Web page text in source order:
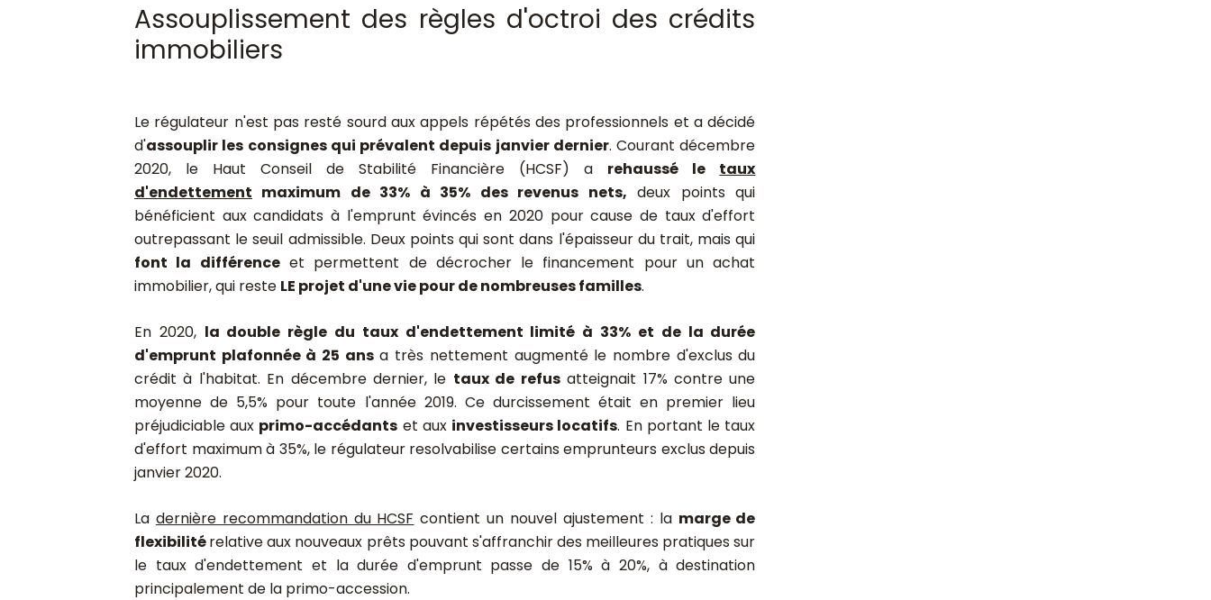
Assouplissement des règles d'octroi des crédits
immobiliers
Le régulateur n'est pas resté sourd aux appels répétés des professionnels et a décidé
d'assouplir les consignes qui prévalent depuis janvier dernier. Courant décembre
2020, le Haut Conseil de Stabilité Financière (HCSF) a rehaussé le taux
d'endettement maximum de 33% à 35% des revenus nets, deux points qui
bénéficient aux candidats à l'emprunt évincés en 2020 pour cause de taux d'effort
outrepassant le seuil admissible. Deux points qui sont dans l'épaisseur du trait, mais qui
font la différenceet permettent de décrocher le financement pour un achat
immobilier, qui reste LE projet d'une vie pour de nombreuses familles.
En 2020, la double règle du taux d'endettement limité à 33% et de la durée
d'emprunt plafonnée à 25 ansa très nettement augmenté le nombre d'exclus du
crédit à l'habitat. En décembre dernier, le taux de refusatteignait 17% contre une
moyenne de 5,5% pour toute l'année 2019. Ce durcissement était en premier lieu
préjudiciable aux primo-accédants et aux investisseurs locatifs. En portant le taux
d'effort maximum à 35%, le régulateur resolvabilise certains emprunteurs exclus depuis
janvier 2020.
La dernière recommandation du HCSF contient un nouvel ajustement : la marge de
flexibilitérelative aux nouveaux prêts pouvant s'affranchir des meilleures pratiques sur
le taux d'endettement et la durée d'emprunt passe de 15% à 20%, à destination
principalement de la primo-accession.